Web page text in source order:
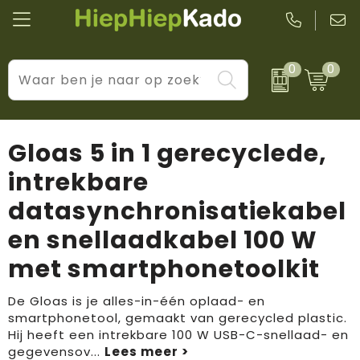
0 0
Kantoor & schrijfwaren
Wellness & verzorging
Tassen & reizen
Huis, tuin & keuken
Elektronica & gadgets
Kleding & accessoires
Sport & vrije tijd
Levensstijl
Prijs & impact
BIC
Boska
Brandflavours
Camelbak
Janzen
JBL
LogoSeat
Gloas 5 in 1 gerecyclede,
intrekbare
datasynchronisatiekabel
en snellaadkabel 100 W
met smartphonetoolkit
De Gloas is je alles-in-één oplaad- en
smartphonetool, gemaakt van gerecycled plastic.
Hij heeft een intrekbare 100 W USB-C-snellaad- en
gegevensov...